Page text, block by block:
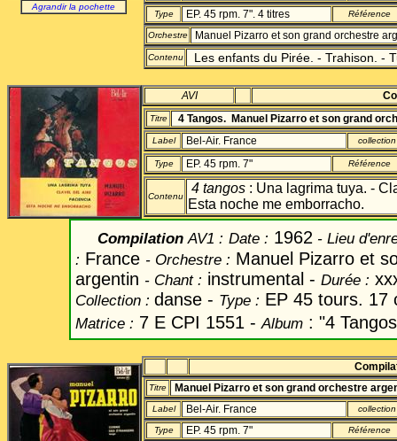
Agrandir la pochette
Type EP. 45 rpm. 7". 4 titres Référence
Orchestre Manuel Pizarro et son grand orchestre
Contenu Les enfants du Pirée. - Trahison. -
AVI
Titre 4 Tangos. Manuel Pizarro et son grand
Label Bel-Air. France collection
Type EP. 45 rpm. 7" Référence
Contenu
4 tangos : Una lagrima tuya. -
Esta noche me emborracho.
CompilationAV1 : Date : 1962 - Lieu
: France - Orchestre : Manuel Pizarro et
argentin - Chant: instrumental - Durée :
Collection : danse - Type : EP 45 tours.
Matrice : 7 E CPI 1551 - Album : "4
Titre Manuel Pizarro et son grand orchestre
Label Bel-Air. France collection
Type EP. 45 rpm. 7" Référence